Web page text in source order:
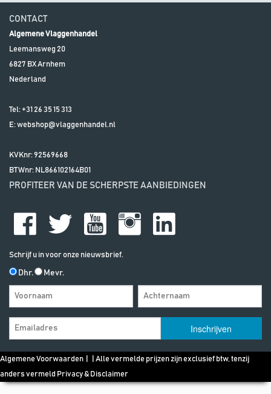
CONTACT
Algemene Vlaggenhandel
Leemansweg 20
6827 BXArnhem
Nederland
Tel: +31 26 35 15 313
E:webshop@vlaggenhandel.nl
KVKnr: 92569668
BTWnr: NL866102164B01
PROFITEER VAN DE SCHERPSTE AANBIEDINGEN
Schrijf u in voor onze nieuwsbrief.
Dhr. Mevr.
Algemene Voorwaarden | | Alle vermelde prijzen zijn exclusief btw, tenzij
anders vermeld Privacy & Disclaimer